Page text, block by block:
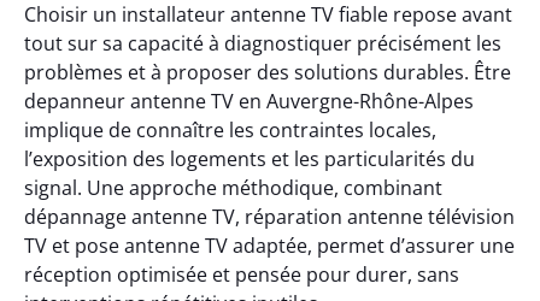
Choisir un installateur antenne TV fiable repose avant
tout sur sa capacité à diagnostiquer précisément les
problèmes et à proposer des solutions durables. Être
depanneur antenne TV en Auvergne-Rhône-Alpes
implique de connaître les contraintes locales,
l’exposition des logements et les particularités du
signal. Une approche méthodique, combinant
dépannage antenne TV, réparation antenne télévision
TV et pose antenne TV adaptée, permet d’assurer une
réception optimisée et pensée pour durer, sans